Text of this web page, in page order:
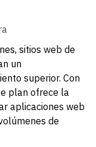
sitios web de
un
superior. Con
plan ofrece la
aplicaciones web
de